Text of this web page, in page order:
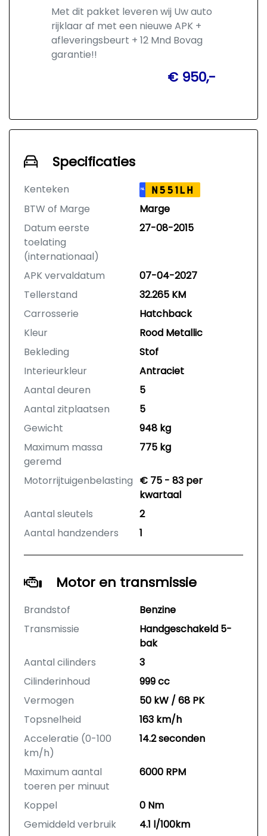
Met dit pakket leveren wij Uw auto
rijklaar af met een nieuwe APK +
afleveringsbeurt + 12 Mnd Bovag
garantie!!
€ 950,-
Specificaties
Kenteken NL N551LH
BTW of Marge
Marge
Datum eerste
toelating
(internationaal)
27-08-2015
APK vervaldatum
07-04-2027
Tellerstand
32.265 KM
Carrosserie
Hatchback
Kleur
Rood Metallic
Bekleding
Stof
Interieurkleur
Antraciet
Aantal deuren
5
Aantal zitplaatsen
5
Gewicht
948 kg
Maximum massa
geremd
775 kg
Motorrijtuigenbelasting € 75 - 83 per
kwartaal
Aantal sleutels
2
Aantal handzenders
1
Motor en transmissie
Brandstof
Benzine
Transmissie
Handgeschakeld 5-
bak
Aantal cilinders
3
Cilinderinhoud
999 cc
Vermogen
50 kW / 68 PK
Topsnelheid
163 km/h
Acceleratie (0-100
km/h)
14.2 seconden
Maximum aantal
toeren per minuut
6000 RPM
Koppel
0 Nm
Gemiddeld verbruik
4.1 l/100km